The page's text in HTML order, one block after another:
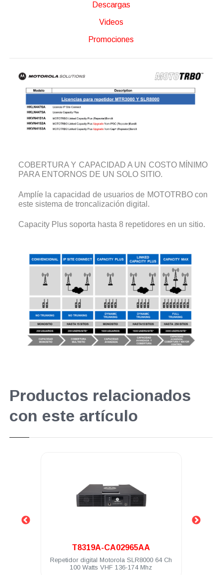
Descargas
Videos
Promociones
COBERTURA Y CAPACIDAD A UN COSTO MÍNIMO
PARA ENTORNOS DE UN SOLO SITIO.
Amplíe la capacidad de usuarios de MOTOTRBO con
este sistema de troncalización digital.
Capacity Plus soporta hasta 8 repetidores en un sitio.
Productos relacionados
con este artículo
SLR8000 64 Ch
HKVN4151
Licencia Linked Capacity Plus
MTR3000 SLR8000